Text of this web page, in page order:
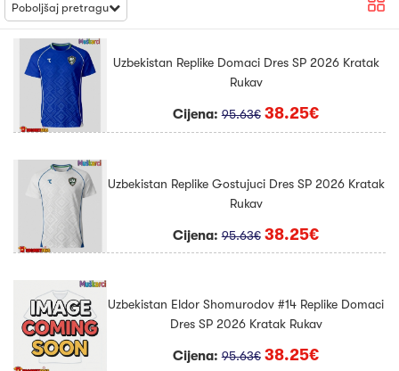
Poboljšaj pretragu
Uzbekistan Replike Domaci Dres SP 2026 Kratak
Rukav
Cijena:95.63€ 38.25€
Uzbekistan Replike Gostujuci Dres SP 2026 Kratak
Rukav
Cijena:95.63€ 38.25€
Uzbekistan Eldor Shomurodov #14 Replike Domaci
Dres SP 2026 Kratak Rukav
Cijena:95.63€ 38.25€